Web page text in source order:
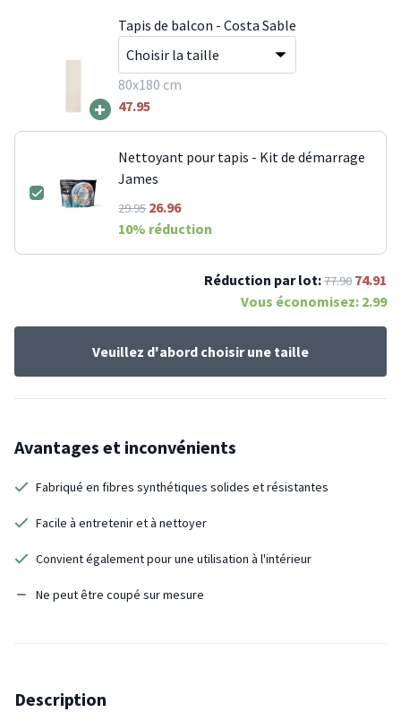
+
Tapis de balcon - Costa Sable
80x180 cm
47.95
Nettoyant pour tapis - Kit de démarrage
James
29.9526.96
10% réduction
Réduction par lot:77.90 74.91
Vous économisez: 2.99
Veuillez d'abord choisir une taille
Avantages et inconvénients
Fabriqué en fibres synthétiques solides et résistantes
Facile à entretenir et à nettoyer
Convient également pour une utilisation à l'intérieur
Ne peut être coupé sur mesure
Description